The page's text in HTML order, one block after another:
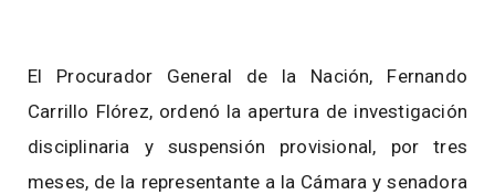
El Procurador General de la Nación, Fernando
Carrillo Flórez, ordenó la apertura de investigación
disciplinaria y suspensión provisional, por tres
meses, de la representante a la Cámara y senadora